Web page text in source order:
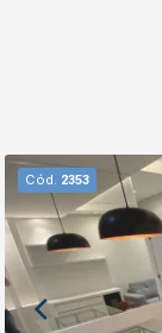
Cód. 2353